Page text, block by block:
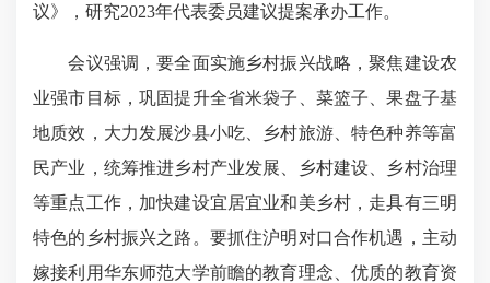
议》，研究2023年代表委员建议提案承办工作。
会议强调，要全面实施乡村振兴战略，聚焦建设农
业强市目标，巩固提升全省米袋子、菜篮子、果盘子基
地质效，大力发展沙县小吃、乡村旅游、特色种养等富
民产业，统筹推进乡村产业发展、乡村建设、乡村治理
等重点工作，加快建设宜居宜业和美乡村，走具有三明
特色的乡村振兴之路。要抓住沪明对口合作机遇，主动
嫁接利用华东师范大学前瞻的教育理念、优质的教育资